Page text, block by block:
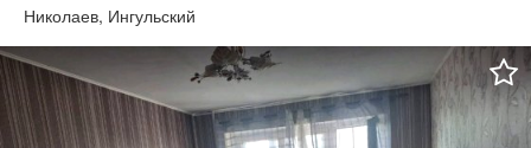
Вдале місцерозташування - друга ліінія будинків- тихий двір,
але все необхідне поряд - супермаркети, магазини, лікарні,
пошта, банки, школа та дитячий садочок, ринок, зупинка
громадського транспорту. Можливий продаж по сертифікату.
Комісію АН оплачує покупець Дзвоніть, покажемо в зручний для
Вас час.
Николаев, Ингульский